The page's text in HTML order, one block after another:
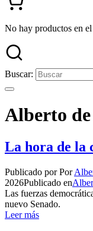
No hay productos en
Buscar:
Alberto
La hora de la
Publicado por Por
2026Publicado en
Las fuerzas
nuevo Senado.
Leer más